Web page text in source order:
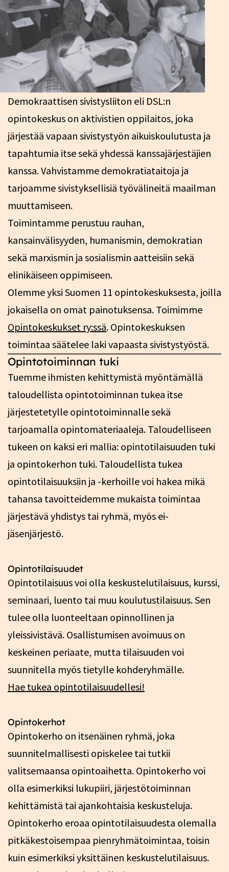
Demokraattisen sivistysliiton eli DSL:n
opintokeskus on aktivistien oppilaitos, joka
järjestää vapaan sivistystyön aikuiskoulutusta ja
tapahtumia itse sekä yhdessä kanssajärjestäjien
kanssa. Vahvistamme demokratiataitoja ja
tarjoamme sivistyksellisiä työvälineitä maailman
muuttamiseen.
Toimintamme perustuu rauhan,
kansainvälisyyden, humanismin, demokratian
sekä marxismin ja sosialismin aatteisiin sekä
elinikäiseen oppimiseen.
Olemme yksi Suomen 11 opintokeskuksesta, joilla
jokaisella on omat painotuksensa. Toimimme
Opintokeskukset ry:ssä. Opintokeskuksen
toimintaa säätelee laki vapaasta sivistystyöstä.
Opintotoiminnan tuki
Tuemme ihmisten kehittymistä myöntämällä
taloudellista opintotoiminnan tukea itse
järjestetetylle opintotoiminnalle sekä
tarjoamalla opintomateriaaleja. Taloudelliseen
tukeen on kaksi eri mallia: opintotilaisuuden tuki
ja opintokerhon tuki. Taloudellista tukea
opintotilaisuuksiin ja -kerhoille voi hakea mikä
tahansa tavoitteidemme mukaista toimintaa
järjestävä yhdistys tai ryhmä, myös ei-
jäsenjärjestö.
Opintotilaisuudet
Opintotilaisuus voi olla keskustelutilaisuus, kurssi,
seminaari, luento tai muu koulutustilaisuus. Sen
tulee olla luonteeltaan opinnollinen ja
yleissivistävä. Osallistumisen avoimuus on
keskeinen periaate, mutta tilaisuuden voi
suunnitella myös tietylle kohderyhmälle.
Hae tukea opintotilaisuudellesi!
Opintokerhot
Opintokerho on itsenäinen ryhmä, joka
suunnitelmallisesti opiskelee tai tutkii
valitsemaansa opintoaihetta. Opintokerho voi
olla esimerkiksi lukupiiri, järjestötoiminnan
kehittämistä tai ajankohtaisia keskusteluja.
Opintokerho eroaa opintotilaisuudesta olemalla
pitkäkestoisempaa pienryhmätoimintaa, toisin
kuin esimerkiksi yksittäinen keskustelutilaisuus.